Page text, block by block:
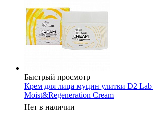
Быстрый просмотр
Крем для лица муцин улитки D2 Lab
Moist&Regeneration Cream
Нет в наличии